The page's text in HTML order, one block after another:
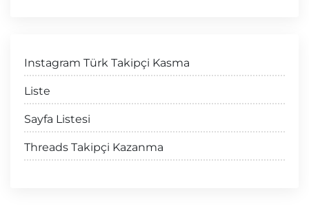
Instagram Türk Takipçi Kasma
Liste
Sayfa Listesi
Threads Takipçi Kazanma